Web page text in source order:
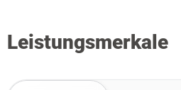
Leistungsmerkale